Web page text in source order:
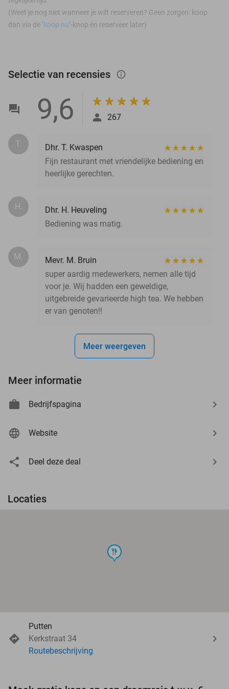
(Weet je nog niet wanneer je wilt reserveren? Geen zorgen: koop
dan via de ‘koop nu’-knop én reserveer later)
Selectie van recensies info_outlined
9,6 267
T.
Dhr. T. Kwaspen
Fijn restaurant met vriendelijke bediening en
heerlijke gerechten.
H.
Dhr. H. Heuveling
Bediening was matig.
M.
Mevr. M. Bruin
super aardig medewerkers, nemen alle tijd
voor je. Wij hadden een geweldige,
uitgebreide gevarieerde high tea. We hebben
er van genoten!!
Meer weergeven
Meer informatie
Bedrijfspagina
Website
Deel deze deal
Locaties
food
Putten
Kerkstraat 34
Routebeschrijving